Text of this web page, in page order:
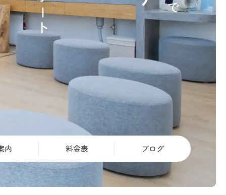
内 料金表 ブログ